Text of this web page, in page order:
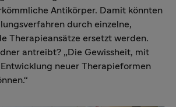
Antikörper. Damit könnten
durch einzelne,
Therapieansätze ersetzt werden.
antreibt? „Die Gewissheit, mit
neuer Therapieformen